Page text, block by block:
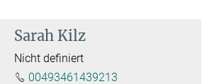
Sarah Kilz
Nicht definiert
00493461439213